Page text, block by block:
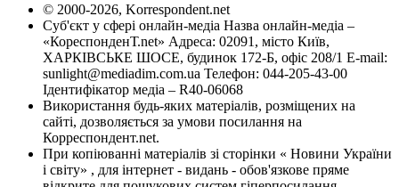
© 2000-2026, Korrespondent.net
Суб'єкт у сфері онлайн-медіа Назва онлайн-медіа –
«КореспонденТ.net» Адреса: 02091, місто Київ,
ХАРКІВСЬКЕ ШОСЕ, будинок 172-Б, офіс 208/1 E-mail:
sunlight@mediadim.com.ua Телефон: 044-205-43-00
Ідентифікатор медіа – R40-06068
Використання будь-яких матеріалів, розміщених на
сайті, дозволяється за умови посилання на
Корреспондент.net.
При копіюванні матеріалів зі сторінки « Новини України
і світу» , для інтернет - видань - обов'язкове пряме